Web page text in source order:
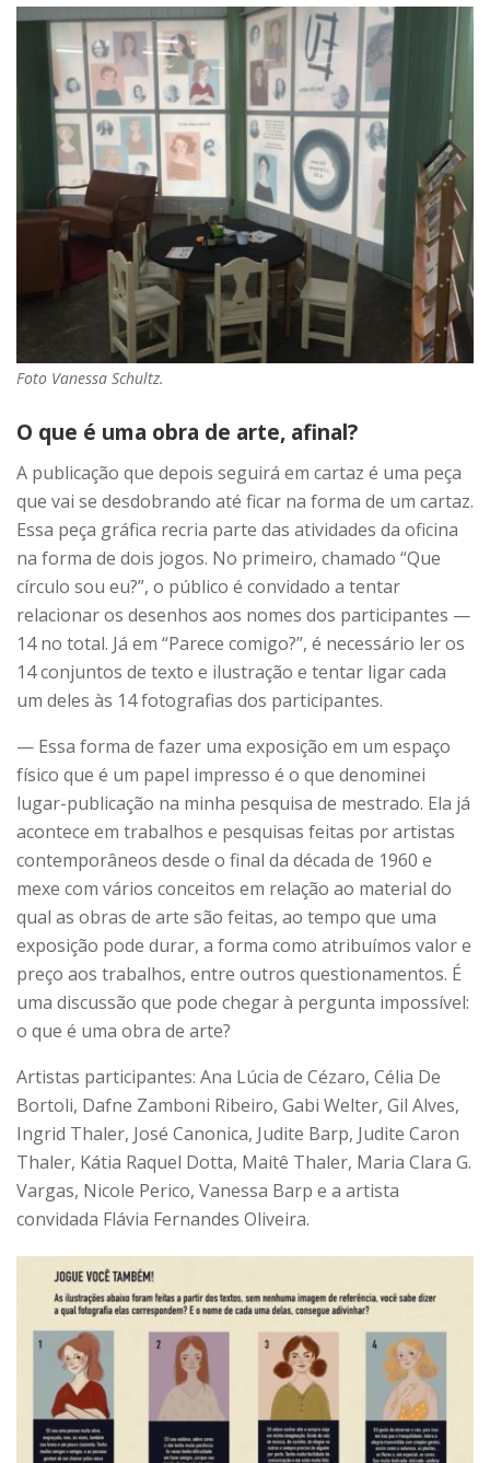
Foto Vanessa Schultz.
O que é uma obra de arte, afinal?
A publicação que depois seguirá em cartaz é uma peça
que vai se desdobrando até ficar na forma de um cartaz.
Essa peça gráfica recria parte das atividades da oficina
na forma de dois jogos. No primeiro, chamado “Que
círculo sou eu?”, o público é convidado a tentar
relacionar os desenhos aos nomes dos participantes —
14 no total. Já em “Parece comigo?”, é necessário ler os
14 conjuntos de texto e ilustração e tentar ligar cada
um deles às 14 fotografias dos participantes.
— Essa forma de fazer uma exposição em um espaço
físico que é um papel impresso é o que denominei
lugar-publicação na minha pesquisa de mestrado. Ela já
acontece em trabalhos e pesquisas feitas por artistas
contemporâneos desde o final da década de 1960 e
mexe com vários conceitos em relação ao material do
qual as obras de arte são feitas, ao tempo que uma
exposição pode durar, a forma como atribuímos valor e
preço aos trabalhos, entre outros questionamentos. É
uma discussão que pode chegar à pergunta impossível:
o que é uma obra de arte?
Artistas participantes: Ana Lúcia de Cézaro, Célia De
Bortoli, Dafne Zamboni Ribeiro, Gabi Welter, Gil Alves,
Ingrid Thaler, José Canonica, Judite Barp, Judite Caron
Thaler, Kátia Raquel Dotta, Maitê Thaler, Maria Clara G.
Vargas, Nicole Perico, Vanessa Barp e a artista
convidada Flávia Fernandes Oliveira.